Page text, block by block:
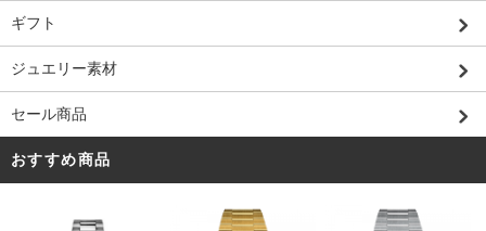
ギフト
ジュエリー素材
セール商品
おすすめ商品